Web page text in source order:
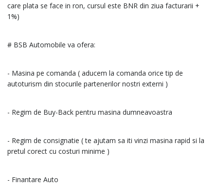
care plata se face in ron, cursul este BNR din ziua facturarii +
1%)
# BSB Automobile va ofera:
- Masina pe comanda ( aducem la comanda orice tip de
autoturism din stocurile partenerilor nostri externi )
- Regim de Buy-Back pentru masina dumneavoastra
- Regim de consignatie ( te ajutam sa iti vinzi masina rapid si la
pretul corect cu costuri minime )
- Finantare Auto